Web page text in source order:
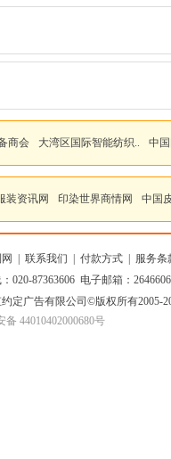
商会 大湾区国际智能纺织.. 中
装资讯网 印染世界商情网 中国
联系我们 付款方式
服务条
020-87363606 电子邮箱：
定广告有限公司 ©版权所有2005-
备 44010402000680号